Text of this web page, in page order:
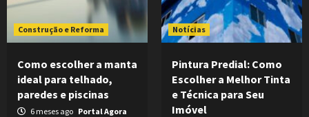
Construção e Reforma
Como escolher a manta
ideal para telhado,
paredes e piscinas
6 meses ago Portal Agora
Notícias
Pintura Predial: Como
Escolher a Melhor Tinta
e Técnica para Seu
Imóvel